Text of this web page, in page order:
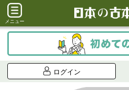
メニュー
ログイン